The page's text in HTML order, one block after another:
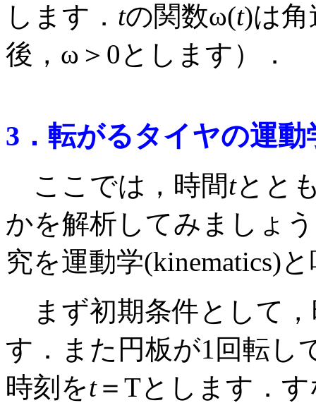
します． tの関数ω(t)は
後，ω＞0とします）．
3．転がるタイヤの運動
ここでは，時間tとと
かを解析してみましょ
究を運動学(kinematics)
まず初期条件として，
す．また円板が1回転し
時刻をt＝Tとします．